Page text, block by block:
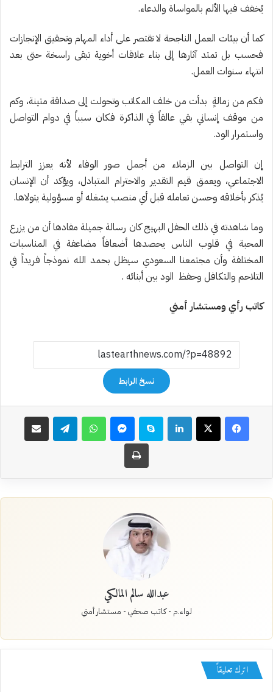
يُخفف فيها الألم بالمواساة والدعاء.
كما أن بيئات العمل الناجحة لا تقتصر على أداء المهام وتحقيق الإنجازات
فحسب بل تمتد آثارها إلى بناء علاقات أخوية تبقى راسخة حتى بعد
انتهاء سنوات العمل.
فكم من زمالةٍ بدأت من خلف المكاتب وتحولت إلى صداقة متينة، وكم
من موقف إنساني بقي عالقاً في الذاكرة فكان سبباً في دوام التواصل
واستمرار الود.
إن التواصل بين الزملاء من أجمل صور الوفاء لأنه يعزز الترابط
الاجتماعي، ويعمق قيم التقدير والاحترام المتبادل، ويؤكد أن الإنسان
يُذكر بأخلاقه وحسن تعامله قبل أي منصب يشغله أو مسؤولية يتولاها.
وما شاهدته في ذلك الحفل البهيج كان رسالة جميلة مفادها أن من يزرع
المحبة في قلوب الناس يحصدها أضعافاً مضاعفة في المناسبات
المختلفة وأن مجتمعنا السعودي سيظل بحمد الله نموذجاً فريداً في
التلاحم والتكافل وحفظ الود بين أبنائه .
كاتب رأي ومستشار أمني
نسخ الرابط
فيسبوك‫X لينكدإن سكايب ماسنجر واتساب تيلقرام مشاركة عبر البريد
طباعة
عبدالله سالم المالكي
لواء.م - كاتب صحفي - مستشار أمني
اترك تعليقاً